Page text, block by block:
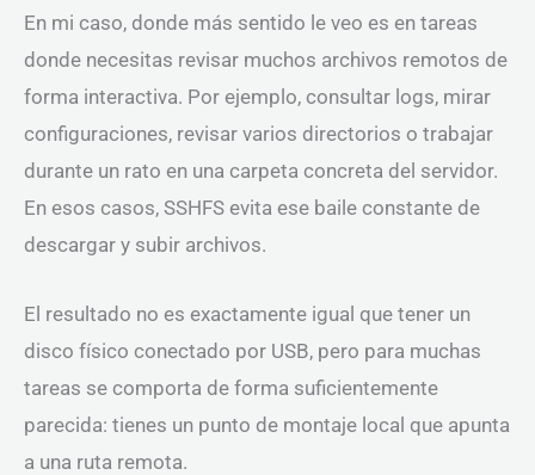
En mi caso, donde más sentido le veo es en tareas
donde necesitas revisar muchos archivos remotos de
forma interactiva. Por ejemplo, consultar logs, mirar
configuraciones, revisar varios directorios o trabajar
durante un rato en una carpeta concreta del servidor.
En esos casos, SSHFS evita ese baile constante de
descargar y subir archivos.
El resultado no es exactamente igual que tener un
disco físico conectado por USB, pero para muchas
tareas se comporta de forma suficientemente
parecida: tienes un punto de montaje local que apunta
a una ruta remota.